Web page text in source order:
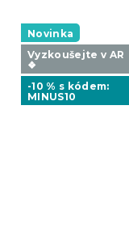
Novinka
Vyzkoušejte v AR
❖
-10 % s kódem:
MINUS10